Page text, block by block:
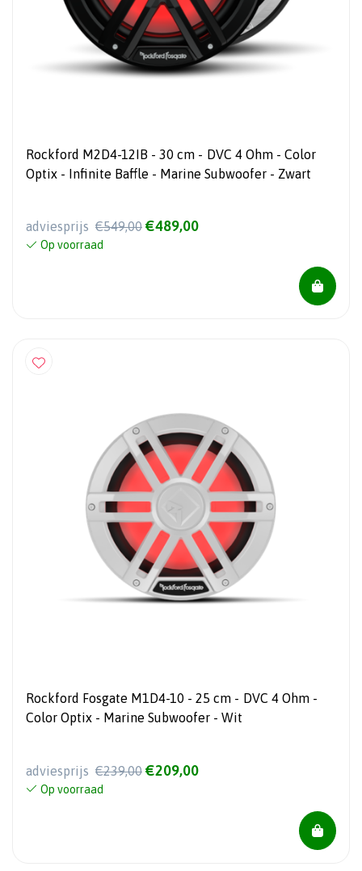
Rockford M2D4-12IB - 30 cm - DVC 4 Ohm - Color
Optix - Infinite Baffle - Marine Subwoofer - Zwart
adviesprijs €549,00 €489,00
Op voorraad
Rockford Fosgate M1D4-10 - 25 cm - DVC 4 Ohm -
Color Optix - Marine Subwoofer - Wit
adviesprijs €239,00 €209,00
Op voorraad